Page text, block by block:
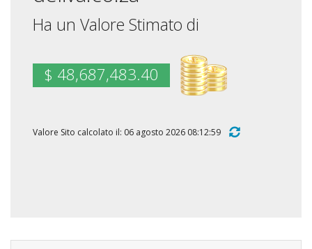
Ha un Valore Stimato di
$ 48,687,483.40
Valore Sito calcolato il: 06 agosto 2026 08:12:59